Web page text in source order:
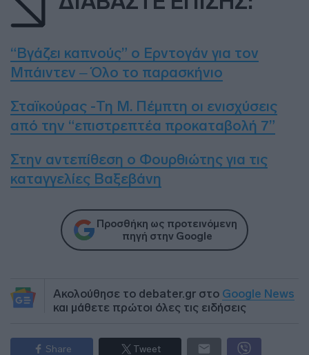
“Βγάζει καπνούς” ο Ερντογάν για τον
Μπάιντεν – Όλο το παρασκήνιο
Σταϊκούρας -Τη Μ. Πέμπτη οι ενισχύσεις
από την “επιστρεπτέα προκαταβολή 7”
Στην αντεπίθεση ο Φουρθιώτης για τις
καταγγελίες Βαξεβάνη
Προσθήκη ως προτεινόμενη
πηγή στην Google
Ακολούθησε το debater.gr στο Google News
και μάθετε πρώτοι όλες τις ειδήσεις
Share Tweet